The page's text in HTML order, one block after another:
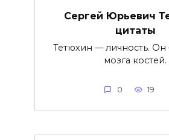
Сергей Юрьевич
цитаты
Тетюхин — личность.
мозга костей.
0 19